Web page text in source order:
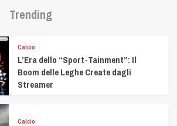
Trending
Calcio
L’Era dello “Sport-Tainment”: Il
Boom delle Leghe Create dagli
Streamer
Calcio